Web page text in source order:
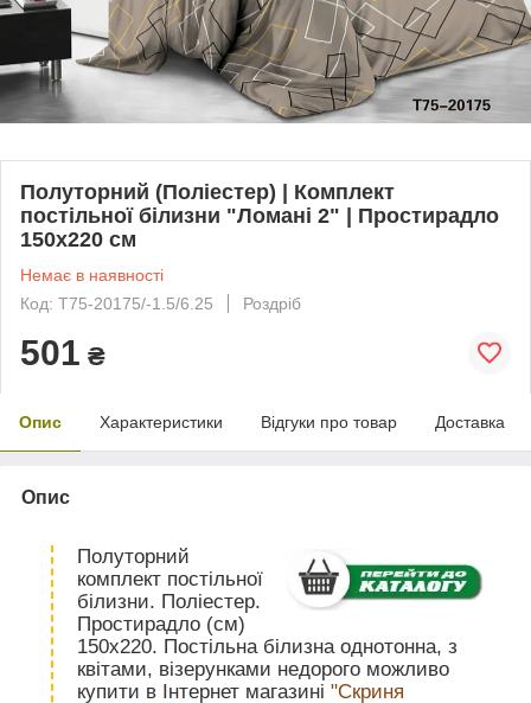
Полуторний (Поліестер) | Комплект
постільної білизни "Ломані 2" | Простирадло
150х220 см
Немає в наявності
Код: T75-20175/-1.5/6.25
Роздріб
501 ₴
Опис Характеристики Відгуки про товар Доставка
Опис
Полуторний
комплект постільної
білизни. Поліестер.
Простирадло (см)
150х220. Постільна білизна однотонна, з
квітами, візерунками недорого можливо
купити в Інтернет магазині "Скриня